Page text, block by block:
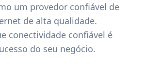
um provedor confiável de
de alta qualidade.
conectividade confiável é
do seu negócio.